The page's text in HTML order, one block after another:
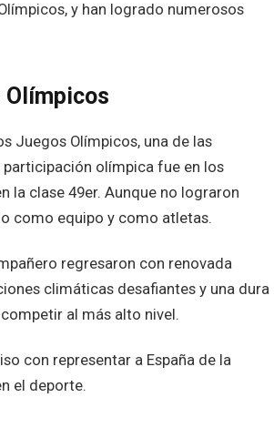
y han logrado numerosos
Olímpicos
Juegos Olímpicos, una de las
olímpica fue en los
la clase 49er. Aunque no lograron
como equipo y como atletas.
regresaron con renovada
climáticas desafiantes y una dura
al más alto nivel.
con representar a España de la
el deporte.